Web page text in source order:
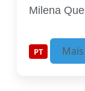
Milena
PT